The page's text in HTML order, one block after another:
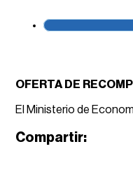
OFERTA DE
El Ministerio de
Compartir: